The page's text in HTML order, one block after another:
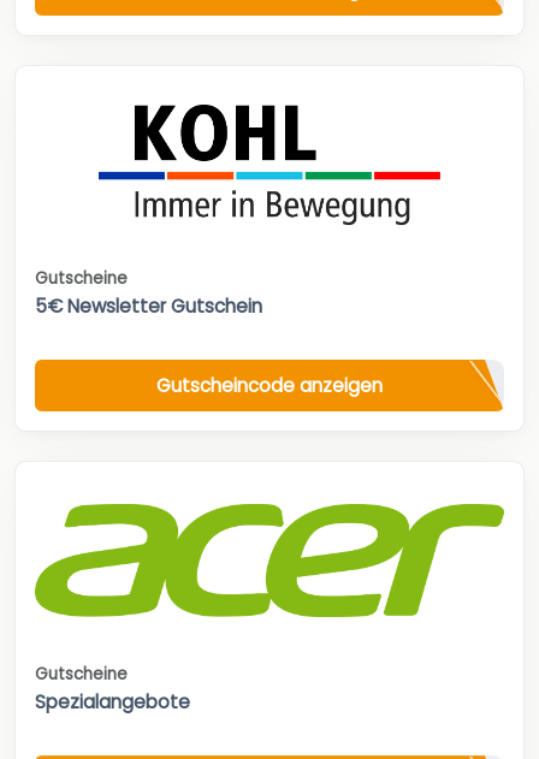
Gutscheine
5€ Newsletter Gutschein
Gutscheincode anzeigen
Gutscheine
Spezialangebote